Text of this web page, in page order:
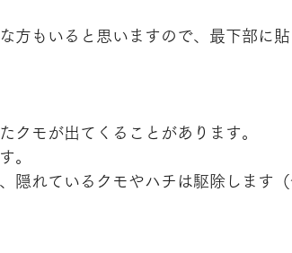
方もいると思いますので、最下部に
クモが出てくることがあります。
。
隠れているクモやハチは駆除します